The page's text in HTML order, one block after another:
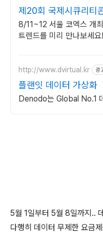
제20회 국제시큐리티
2026
8/11~12 서울 코엑스 개
트렌드를 미리 만나보세요!
http://www.dvirtual.kr 광
플랜잇 데이터 가상화
Denodo는 Global No.1
5월 1일부터 5월 8일까지..
다행히 데이터 무제한 요금